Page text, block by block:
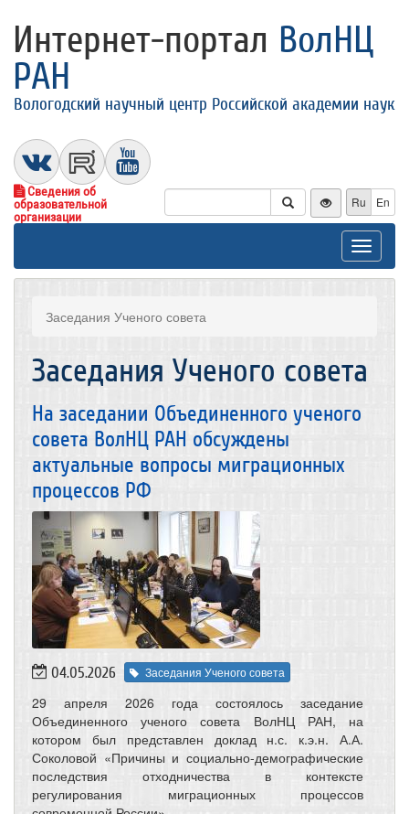
Интернет-портал ВолНЦ
РАН
Вологодский научный центр Российской академии наук
Сведения об
образовательной
организации
Ru En
Toggle
Заседания Ученого совета
Заседания Ученого совета
На заседании Объединенного ученого
совета ВолНЦ РАН обсуждены
актуальные вопросы миграционных
процессов РФ
04.05.2026 Заседания Ученого совета
29 апреля 2026 года состоялось заседание
Объединенного ученого совета ВолНЦ РАН, на
котором был представлен доклад н.с. к.э.н. А.А.
Соколовой «Причины и социально-демографические
последствия отходничества в контексте
регулирования миграционных процессов